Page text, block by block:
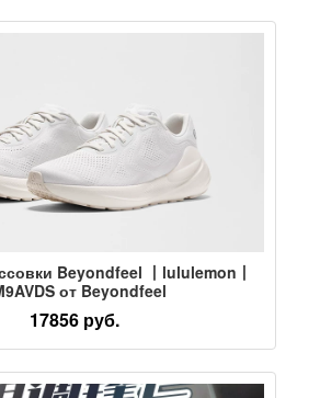
Beyondfeel 丨lululemon丨
от Beyondfeel
17856 руб.